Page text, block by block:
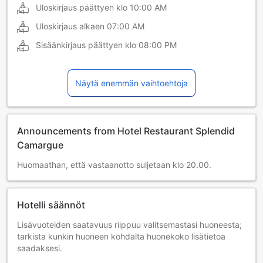
Uloskirjaus päättyen klo 10:00 AM
Uloskirjaus alkaen 07:00 AM
Sisäänkirjaus päättyen klo 08:00 PM
Näytä enemmän vaihtoehtoja
Announcements from Hotel Restaurant Splendid
Camargue
Huomaathan, että vastaanotto suljetaan klo 20.00.
Hotelli säännöt
Lisävuoteiden saatavuus riippuu valitsemastasi huoneesta;
tarkista kunkin huoneen kohdalta huonekoko lisätietoa
saadaksesi.